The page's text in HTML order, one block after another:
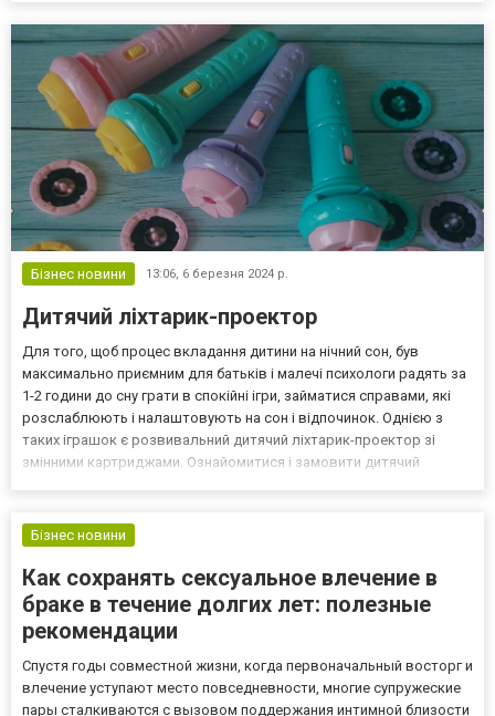
выборе настольной игр...
Бізнес новини 13:06, 6 березня 2024 р.
Дитячий ліхтарик-проектор
Для того, щоб процес вкладання дитини на нічний сон, був
максимально приємним для батьків і малечі психологи радять за
1-2 години до сну грати в спокійні ігри, займатися справами, які
розслаблюють і налаштовують на сон і відпочинок. Однією з
таких іграшок є розвивальний дитячий ліхтарик-проектор зі
змінними картриджами. Ознайомитися і замовити дитячий
Бізнес новини
Как сохранять сексуальное влечение в
браке в течение долгих лет: полезные
рекомендации
Спустя годы совместной жизни, когда первоначальный восторг и
влечение уступают место повседневности, многие супружеские
пары сталкиваются с вызовом поддержания интимной близости